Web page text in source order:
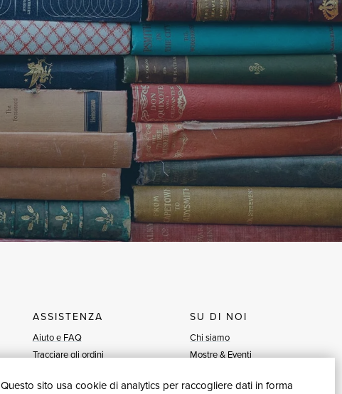
Questo sito usa cookie di analytics per raccogliere dati in forma
ASSISTENZA
Aiuto e FAQ
Tracciare gli ordini
Fatturazione
SU DI NOI
Chi siamo
Mostre & Eventi
Blog